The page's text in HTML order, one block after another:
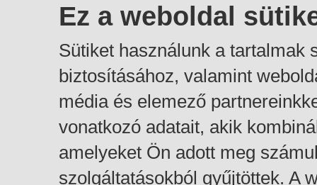
Ez a weboldal
Sütiket használunk a tartalmak
biztosításához, valamint
média és elemező
vonatkozó adatait, akik
amelyeket Ön adott meg
szolgáltatásokból gyűjtöttek. A